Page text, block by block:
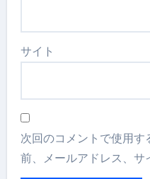
サイト
次回のコメントで使用
前、メールアドレス、サ